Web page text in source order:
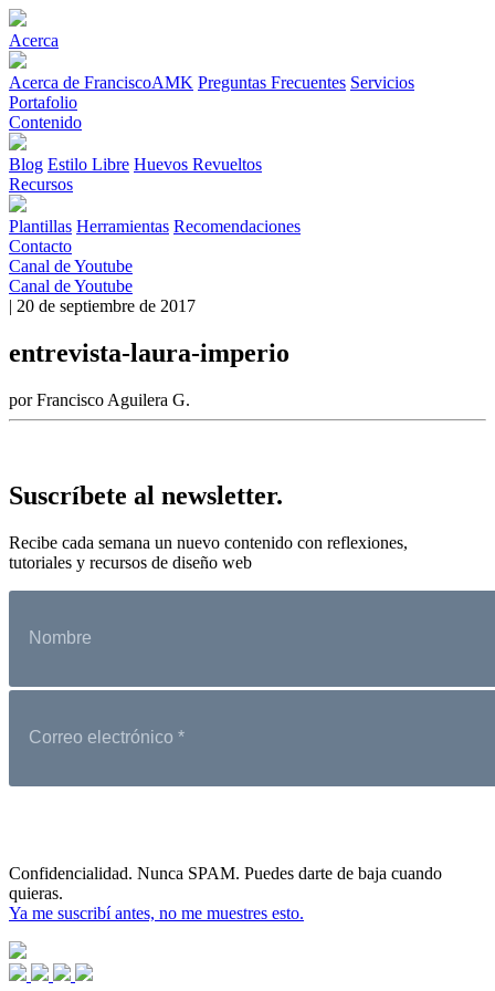
Acerca
Acerca de FranciscoAMK Preguntas Frecuentes Servicios
Portafolio
Contenido
Blog Estilo Libre Huevos Revueltos
Recursos
Plantillas Herramientas Recomendaciones
Contacto
Canal de Youtube
Canal de Youtube
| 20 de septiembre de 2017
entrevista-laura-imperio
por Francisco Aguilera G.
Suscríbete al newsletter.
Recibe cada semana un nuevo contenido con reflexiones,
tutoriales y recursos de diseño web
Confidencialidad. Nunca SPAM. Puedes darte de baja cuando
quieras.
Ya me suscribí antes, no me muestres esto.